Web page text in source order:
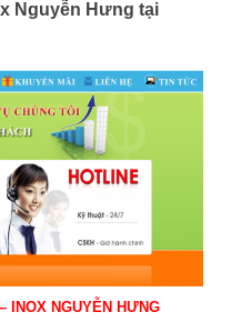
Nguyễn Hưng tại
INOX NGUYỄN HƯNG